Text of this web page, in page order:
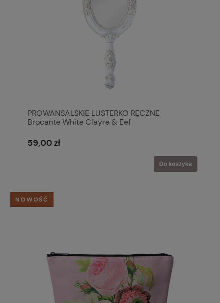
PROWANSALSKIE LUSTERKO RĘCZNE
Brocante White Clayre & Eef
59,00 zł
Do koszyka
NOWOŚĆ